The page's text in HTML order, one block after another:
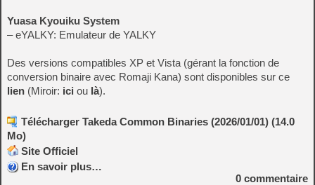
Yuasa Kyouiku System
– eYALKY: Emulateur de YALKY
Des versions compatibles XP et Vista (gérant la fonction de
conversion binaire avec Romaji Kana) sont disponibles sur ce
lien (Miroir: ici ou là).
Télécharger Takeda Common Binaries (2026/01/01) (14.0
Mo)
Site Officiel
En savoir plus…
0 commentaire